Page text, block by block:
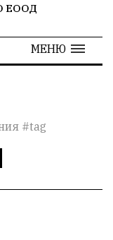
ЕООД
МЕНЮ
#tag